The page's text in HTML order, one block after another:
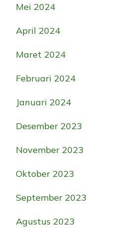
Mei 2024
April 2024
Maret 2024
Februari 2024
Januari 2024
Desember 2023
November 2023
Oktober 2023
September 2023
Agustus 2023